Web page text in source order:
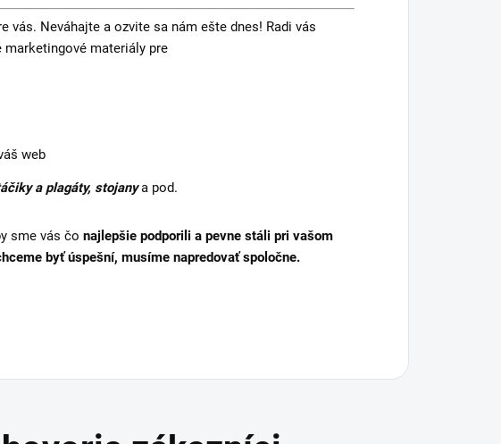
vás. Neváhajte a ozvite sa nám ešte dnes! Radi vás
materiály pre
web
a plagáty, stojanya pod.
sme vás čo najlepšie podporili a pevne stáli pri vašom
byť úspešní, musíme napredovať spoločne.